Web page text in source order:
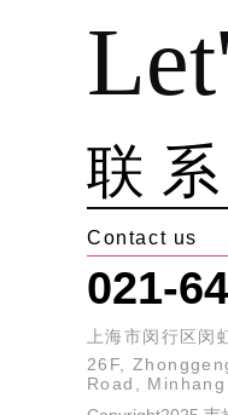
联
Contact us
021-
上海市闵行区
26F,
Road,